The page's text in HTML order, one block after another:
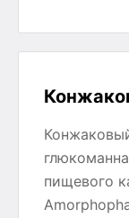
пищевого